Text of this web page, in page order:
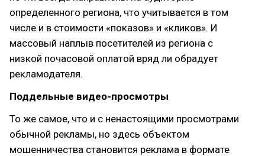
определенного региона, что учитывается в том
числе и в стоимости «показов» и «кликов». И
массовый наплыв посетителей из региона с
низкой почасовой оплатой вряд ли обрадует
рекламодателя.
Поддельные видео-просмотры
То же самое, что и с ненастоящими просмотрами
обычной рекламы, но здесь объектом
мошенничества становится реклама в формате